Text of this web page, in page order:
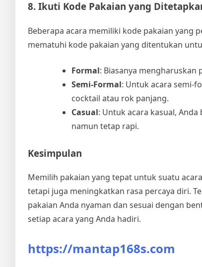
8. Ikuti Kode Pakaian yang
Beberapa acara memiliki kode pakaian yang
mematuhi kode pakaian yang ditentukan
Formal: Biasanya mengharuskan
Semi-Formal: Untuk acara semi-
cocktail atau rok panjang.
Casual: Untuk acara kasual,
namun tetap rapi.
Kesimpulan
Memilih pakaian yang tepat untuk suatu
tetapi juga meningkatkan rasa percaya diri.
pakaian Anda nyaman dan sesuai dengan
setiap acara yang Anda hadiri.
https://mantap168s.com